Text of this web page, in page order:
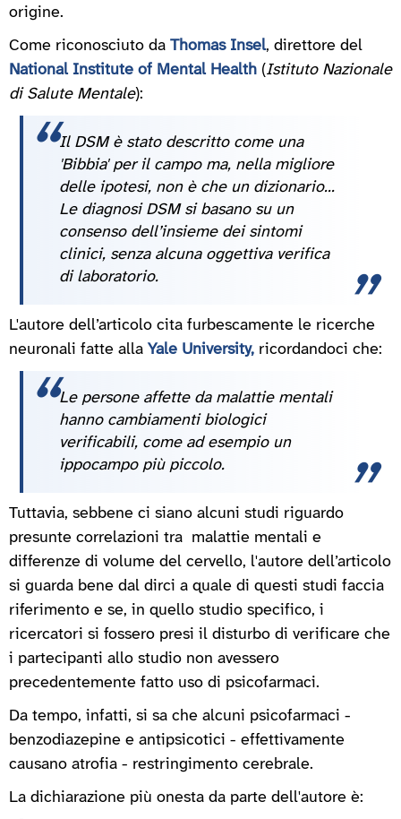
origine.
Come riconosciuto da Thomas Insel, direttore del
National Institute of Mental Health (Istituto Nazionale
di Salute Mentale):
Il DSM è stato descritto come una
'Bibbia' per il campo ma, nella migliore
delle ipotesi, non è che un dizionario...
Le diagnosi DSM si basano su un
consenso dell’insieme dei sintomi
clinici, senza alcuna oggettiva verifica
di laboratorio.
L'autore dell’articolo cita furbescamente le ricerche
neuronali fatte alla Yale University, ricordandoci che:
Le persone affette da malattie mentali
hanno cambiamenti biologici
verificabili, come ad esempio un
ippocampo più piccolo.
Tuttavia, sebbene ci siano alcuni studi riguardo
presunte correlazioni tra malattie mentali e
differenze di volume del cervello, l'autore dell’articolo
si guarda bene dal dirci a quale di questi studi faccia
riferimento e se, in quello studio specifico, i
ricercatori si fossero presi il disturbo di verificare che
i partecipanti allo studio non avessero
precedentemente fatto uso di psicofarmaci.
Da tempo, infatti, si sa che alcuni psicofarmaci -
benzodiazepine e antipsicotici - effettivamente
causano atrofia - restringimento cerebrale.
La dichiarazione più onesta da parte dell'autore è: